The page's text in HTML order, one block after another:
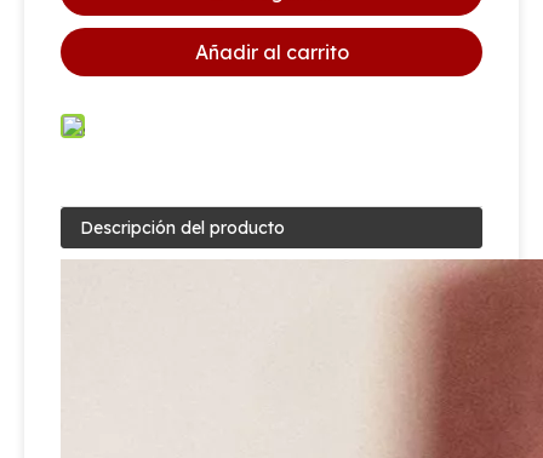
Añadir al carrito
Descripción del producto